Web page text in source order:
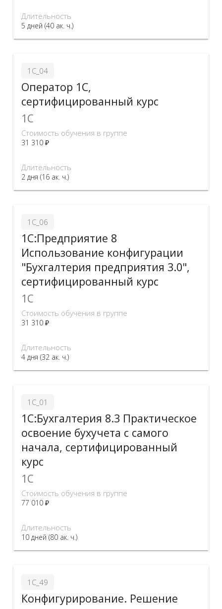
Длительность
5 дней (40 ак. ч.)
1С_04
Оператор 1С,
сертифицированный курс
1C
Стоимость обучения в группе
31 310 ₽
Длительность
2 дня (16 ак. ч.)
1С_06
1С:Предприятие 8
Использование конфигурации
"Бухгалтерия предприятия 3.0",
сертифицированный курс
1C
Стоимость обучения в группе
31 310 ₽
Длительность
4 дня (32 ак. ч.)
1С_01
1С:Бухгалтерия 8.3 Практическое
освоение бухучета с самого
начала, сертифицированный
курс
1C
Стоимость обучения в группе
77 010 ₽
Длительность
10 дней (80 ак. ч.)
1С_49
Конфигурирование. Решение